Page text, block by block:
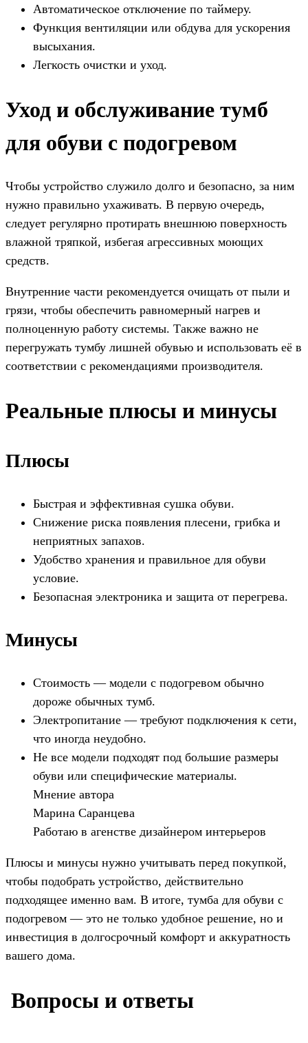
Автоматическое отключение по таймеру.
Функция вентиляции или обдува для ускорения
высыхания.
Легкость очистки и уход.
Уход и обслуживание тумб
для обуви с подогревом
Чтобы устройство служило долго и безопасно, за ним
нужно правильно ухаживать. В первую очередь,
следует регулярно протирать внешнюю поверхность
влажной тряпкой, избегая агрессивных моющих
средств.
Внутренние части рекомендуется очищать от пыли и
грязи, чтобы обеспечить равномерный нагрев и
полноценную работу системы. Также важно не
перегружать тумбу лишней обувью и использовать её в
соответствии с рекомендациями производителя.
Реальные плюсы и минусы
Плюсы
Быстрая и эффективная сушка обуви.
Снижение риска появления плесени, грибка и
неприятных запахов.
Удобство хранения и правильное для обуви
условие.
Безопасная электроника и защита от перегрева.
Минусы
Стоимость — модели с подогревом обычно
дороже обычных тумб.
Электропитание — требуют подключения к сети,
что иногда неудобно.
Не все модели подходят под большие размеры
обуви или специфические материалы.
Мнение автора
Марина Саранцева
Работаю в агенстве дизайнером интерьеров
Плюсы и минусы нужно учитывать перед покупкой,
чтобы подобрать устройство, действительно
подходящее именно вам. В итоге, тумба для обуви с
подогревом — это не только удобное решение, но и
инвестиция в долгосрочный комфорт и аккуратность
вашего дома.
️ Вопросы и ответы